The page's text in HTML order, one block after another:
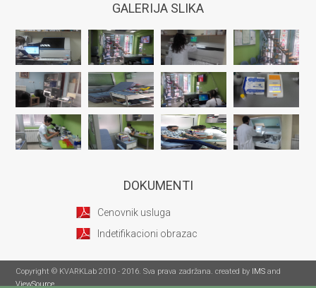
GALERIJA SLIKA
DOKUMENTI
Cenovnik usluga
Indetifikacioni obrazac
Copyright © KVARKLab 2010 - 2016. Sva prava zadržana. created by IMS and
ViewSource